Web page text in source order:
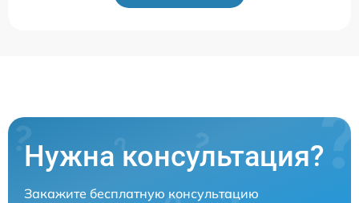
Нужна консультация?
Закажите бесплатную консультацию